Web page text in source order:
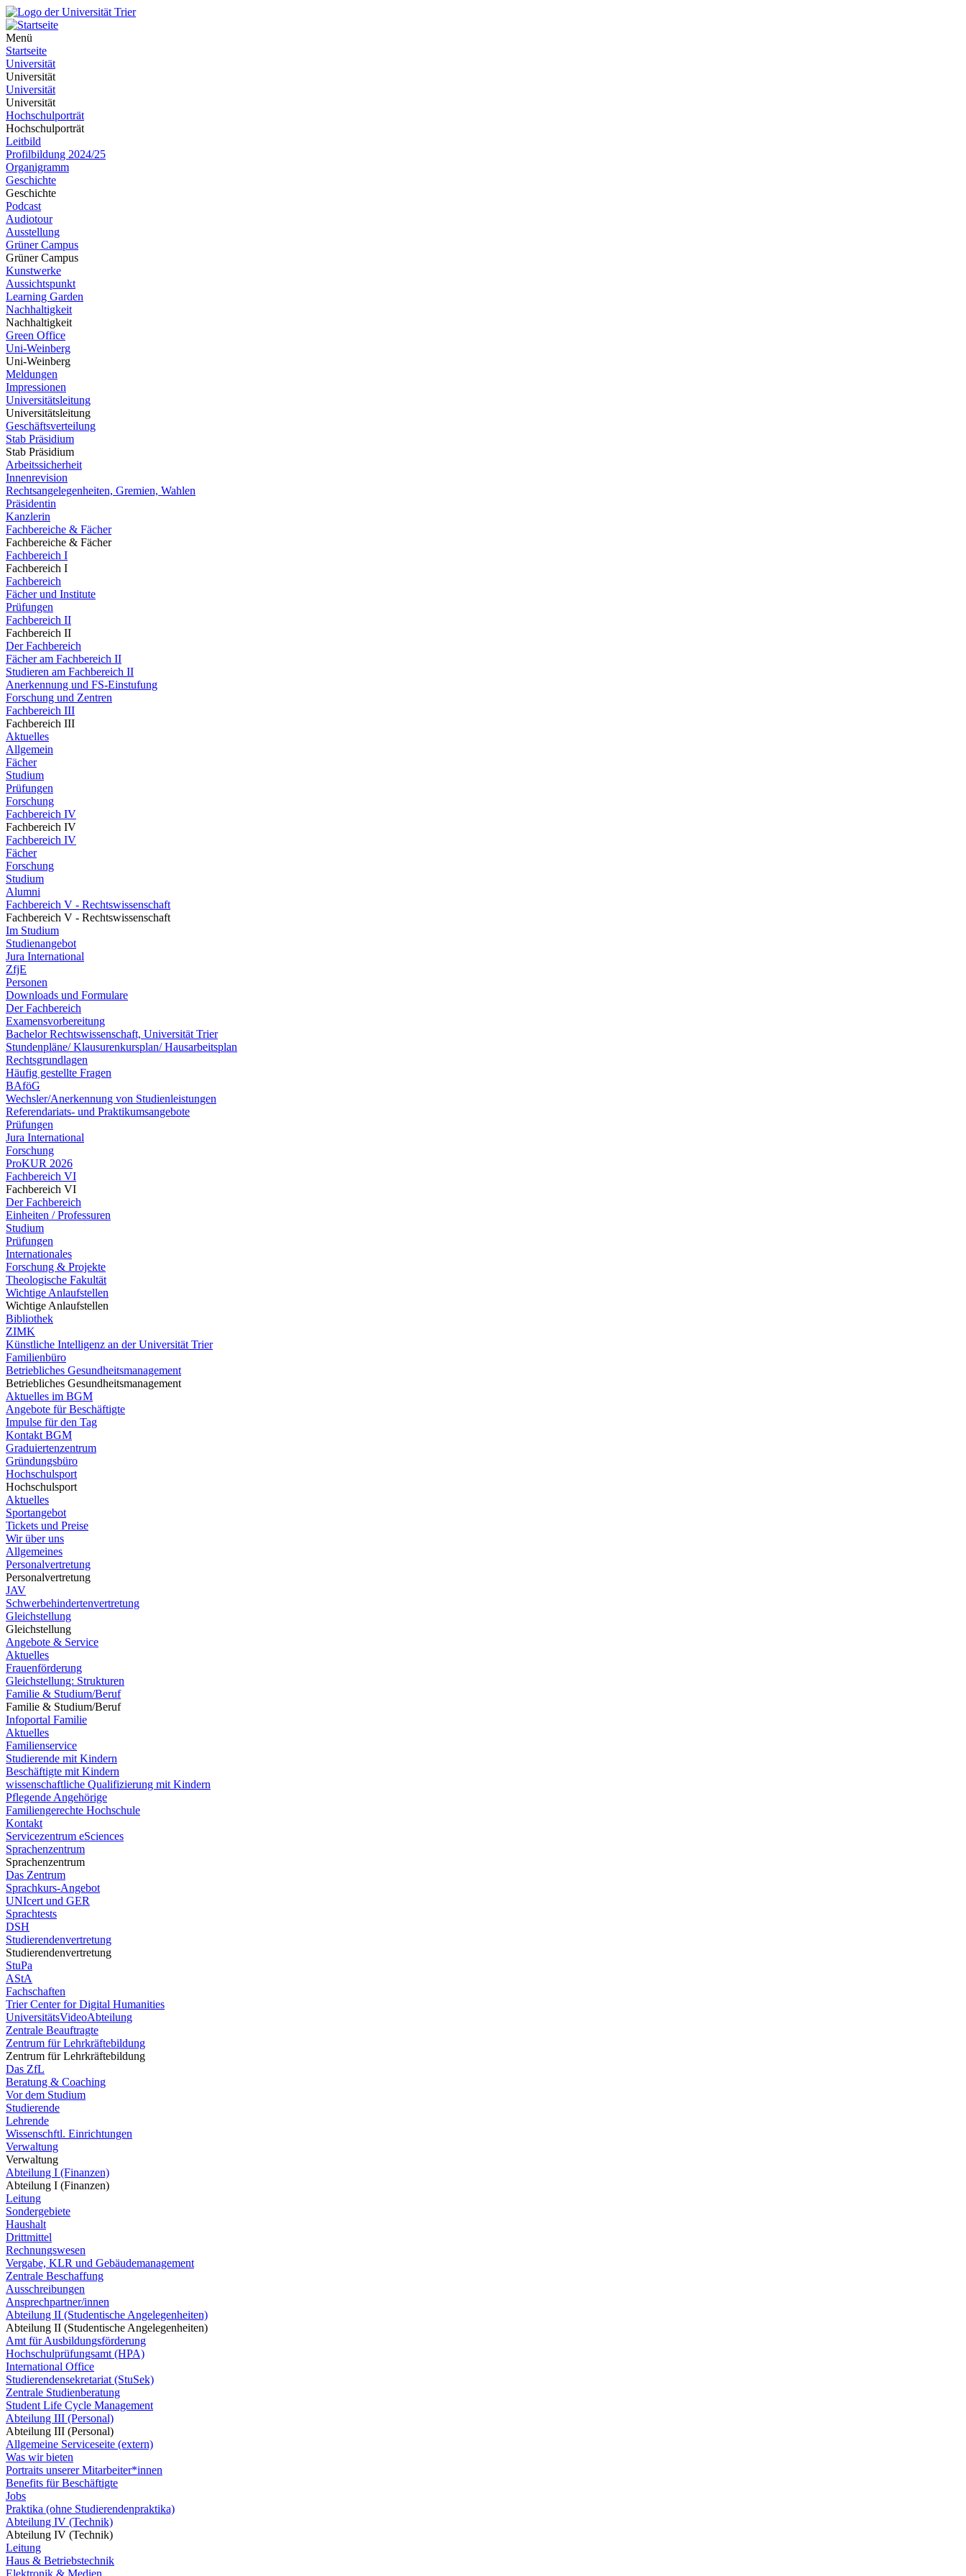
Menü
Startseite
Universität
Universität
Universität
Universität
Hochschulporträt
Hochschulporträt
Leitbild
Profilbildung 2024/25
Organigramm
Geschichte
Geschichte
Podcast
Audiotour
Ausstellung
Grüner Campus
Grüner Campus
Kunstwerke
Aussichtspunkt
Learning Garden
Nachhaltigkeit
Nachhaltigkeit
Green Office
Uni-Weinberg
Uni-Weinberg
Meldungen
Impressionen
Universitätsleitung
Universitätsleitung
Geschäftsverteilung
Stab Präsidium
Stab Präsidium
Arbeitssicherheit
Innenrevision
Rechtsangelegenheiten, Gremien, Wahlen
Präsidentin
Kanzlerin
Fachbereiche & Fächer
Fachbereiche & Fächer
Fachbereich I
Fachbereich I
Fachbereich
Fächer und Institute
Prüfungen
Fachbereich II
Fachbereich II
Der Fachbereich
Fächer am Fachbereich II
Studieren am Fachbereich II
Anerkennung und FS-Einstufung
Forschung und Zentren
Fachbereich III
Fachbereich III
Aktuelles
Allgemein
Fächer
Studium
Prüfungen
Forschung
Fachbereich IV
Fachbereich IV
Fachbereich IV
Fächer
Forschung
Studium
Alumni
Fachbereich V - Rechtswissenschaft
Fachbereich V - Rechtswissenschaft
Im Studium
Studienangebot
Jura International
ZfjE
Personen
Downloads und Formulare
Der Fachbereich
Examensvorbereitung
Bachelor Rechtswissenschaft, Universität Trier
Stundenpläne/ Klausurenkursplan/ Hausarbeitsplan
Rechtsgrundlagen
Häufig gestellte Fragen
BAföG
Wechsler/Anerkennung von Studienleistungen
Referendariats- und Praktikumsangebote
Prüfungen
Jura International
Forschung
ProKUR 2026
Fachbereich VI
Fachbereich VI
Der Fachbereich
Einheiten / Professuren
Studium
Prüfungen
Internationales
Forschung & Projekte
Theologische Fakultät
Wichtige Anlaufstellen
Wichtige Anlaufstellen
Bibliothek
ZIMK
Künstliche Intelligenz an der Universität Trier
Familienbüro
Betriebliches Gesundheitsmanagement
Betriebliches Gesundheitsmanagement
Aktuelles im BGM
Angebote für Beschäftigte
Impulse für den Tag
Kontakt BGM
Graduiertenzentrum
Gründungsbüro
Hochschulsport
Hochschulsport
Aktuelles
Sportangebot
Tickets und Preise
Wir über uns
Allgemeines
Personalvertretung
Personalvertretung
JAV
Schwerbehindertenvertretung
Gleichstellung
Gleichstellung
Angebote & Service
Aktuelles
Frauenförderung
Gleichstellung: Strukturen
Familie & Studium/Beruf
Familie & Studium/Beruf
Infoportal Familie
Aktuelles
Familienservice
Studierende mit Kindern
Beschäftigte mit Kindern
wissenschaftliche Qualifizierung mit Kindern
Pflegende Angehörige
Familiengerechte Hochschule
Kontakt
Servicezentrum eSciences
Sprachenzentrum
Sprachenzentrum
Das Zentrum
Sprachkurs-Angebot
UNIcert und GER
Sprachtests
DSH
Studierendenvertretung
Studierendenvertretung
StuPa
AStA
Fachschaften
Trier Center for Digital Humanities
UniversitätsVideoAbteilung
Zentrale Beauftragte
Zentrum für Lehrkräftebildung
Zentrum für Lehrkräftebildung
Das ZfL
Beratung & Coaching
Vor dem Studium
Studierende
Lehrende
Wissenschftl. Einrichtungen
Verwaltung
Verwaltung
Abteilung I (Finanzen)
Abteilung I (Finanzen)
Leitung
Sondergebiete
Haushalt
Drittmittel
Rechnungswesen
Vergabe, KLR und Gebäudemanagement
Zentrale Beschaffung
Ausschreibungen
Ansprechpartner/innen
Abteilung II (Studentische Angelegenheiten)
Abteilung II (Studentische Angelegenheiten)
Amt für Ausbildungsförderung
Hochschulprüfungsamt (HPA)
International Office
Studierendensekretariat (StuSek)
Zentrale Studienberatung
Student Life Cycle Management
Abteilung III (Personal)
Abteilung III (Personal)
Allgemeine Serviceseite (extern)
Was wir bieten
Portraits unserer Mitarbeiter*innen
Benefits für Beschäftigte
Jobs
Praktika (ohne Studierendenpraktika)
Abteilung IV (Technik)
Abteilung IV (Technik)
Leitung
Haus & Betriebstechnik
Elektronik & Medien